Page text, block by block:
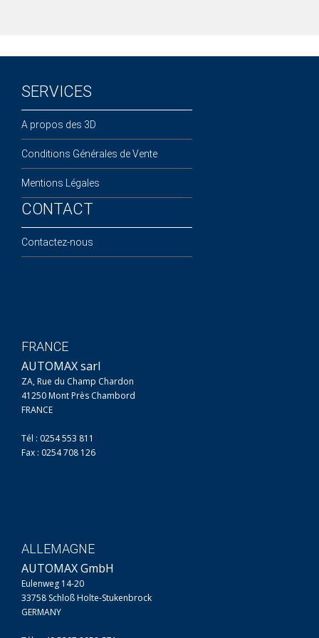
SERVICES
A propos des 3D
Conditions Générales de Vente
Mentions Légales
CONTACT
Contactez-nous
FRANCE
AUTOMAX sarl
ZA, Rue du Champ Chardon
41250 Mont Près Chambord
FRANCE
Tél : 0254 553 811
Fax : 0254 708 126
ALLEMAGNE
AUTOMAX GmbH
Eulenweg 14-20
33758 Schloß Holte-Stukenbrock
GERMANY